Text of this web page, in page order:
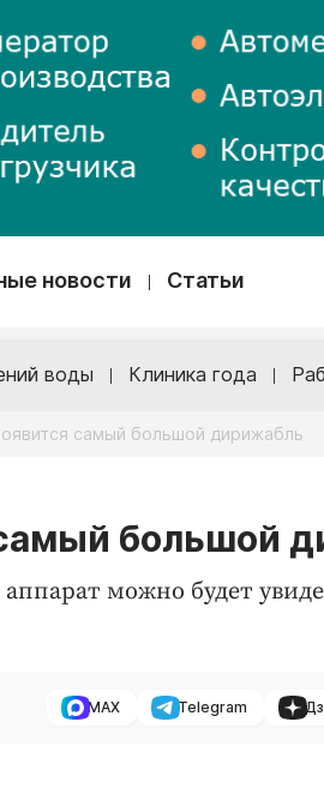
новости Статьи
воды Клиника года
самый большой дирижабль
большой
можно будет
MAX Telegram